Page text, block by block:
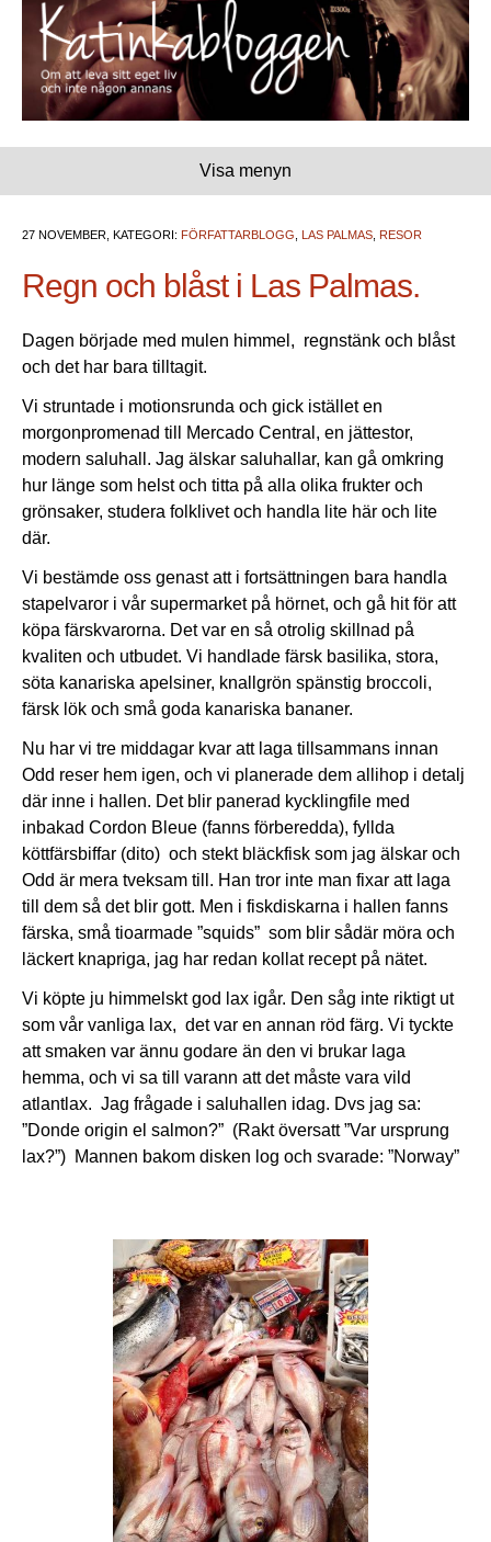
Visa menyn
27 NOVEMBER, KATEGORI: FÖRFATTARBLOGG LAS PALMAS RESOR
Regn och blåst i Las Palmas.
Dagen började med mulen himmel, regnstänk och blåst
och det har bara tilltagit.
Vi struntade i motionsrunda och gick istället en
morgonpromenad till Mercado Central, en jättestor,
modern saluhall. Jag älskar saluhallar, kan gå omkring
hur länge som helst och titta på alla olika frukter och
grönsaker, studera folklivet och handla lite här och lite
där.
Vi bestämde oss genast att i fortsättningen bara handla
stapelvaror i vår supermarket på hörnet, och gå hit för att
köpa färskvarorna. Det var en så otrolig skillnad på
kvaliten och utbudet. Vi handlade färsk basilika, stora,
söta kanariska apelsiner, knallgrön spänstig broccoli,
färsk lök och små goda kanariska bananer.
Nu har vi tre middagar kvar att laga tillsammans innan
Odd reser hem igen, och vi planerade dem allihop i detalj
där inne i hallen. Det blir panerad kycklingfile med
inbakad Cordon Bleue (fanns förberedda), fyllda
köttfärsbiffar (dito) och stekt bläckfisk som jag älskar och
Odd är mera tveksam till. Han tror inte man fixar att laga
till dem så det blir gott. Men i fiskdiskarna i hallen fanns
färska, små tioarmade ”squids” som blir sådär möra och
läckert knapriga, jag har redan kollat recept på nätet.
Vi köpte ju himmelskt god lax igår. Den såg inte riktigt ut
som vår vanliga lax, det var en annan röd färg. Vi tyckte
att smaken var ännu godare än den vi brukar laga
hemma, och vi sa till varann att det måste vara vild
atlantlax. Jag frågade i saluhallen idag. Dvs jag sa:
”Donde origin el salmon?” (Rakt översatt ”Var ursprung
lax?”) Mannen bakom disken log och svarade: ”Norway”